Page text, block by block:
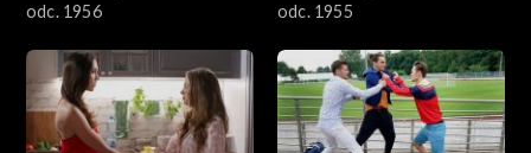
odc. 1956
odc. 1955